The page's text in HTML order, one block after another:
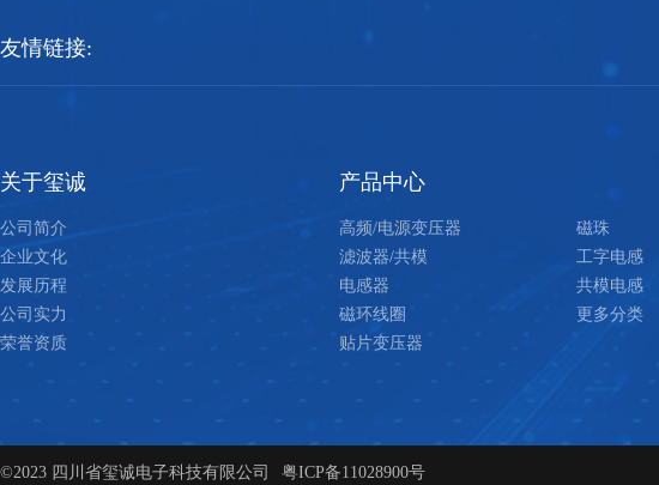
友情链接:
关于玺诚
公司简介
企业文化
发展历程
公司实力
荣誉资质
产品中心
高频/电源变压器
滤波器/共模
电感器
磁环线圈
贴片变压器
磁珠
工字电感
共模电感
更多分类
©2023 四川省玺诚电子科技有限公司 粤ICP备11028900号